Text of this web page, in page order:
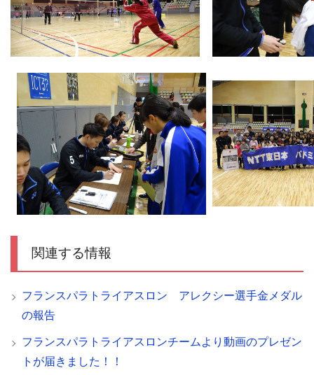
関連する情報
フランスパラトライアスロン アレクシー選手金メダル
の報告
フランスパラトライアスロンチームより動画のプレゼン
トが届きました！！